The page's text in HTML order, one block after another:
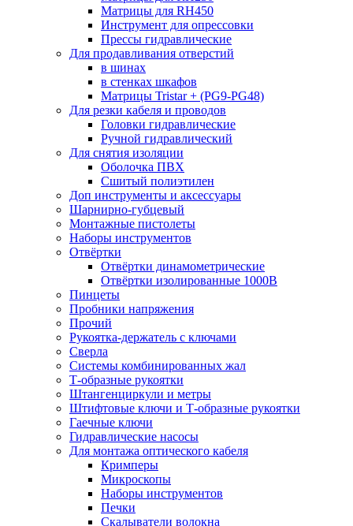
Матрицы для RH450
Инструмент для опрессовки
Прессы гидравлические
Для продавливания отверстий
в шинах
в стенках шкафов
Матрицы Tristar + (PG9-PG48)
Для резки кабеля и проводов
Головки гидравлические
Ручной гидравлический
Для снятия изоляции
Оболочка ПВХ
Сшитый полиэтилен
Доп инструменты и аксессуары
Шарнирно-губцевый
Монтажные пистолеты
Наборы инструментов
Отвёртки
Отвёртки динамометрические
Отвёртки изолированные 1000В
Пинцеты
Пробники напряжения
Прочий
Рукоятка-держатель с ключами
Сверла
Системы комбинированных жал
Т-образные рукоятки
Штангенциркули и метры
Штифтовые ключи и Т-образные рукоятки
Гаечные ключи
Гидравлические насосы
Для монтажа оптического кабеля
Кримперы
Микроскопы
Наборы инструментов
Печки
Скалыватели волокна